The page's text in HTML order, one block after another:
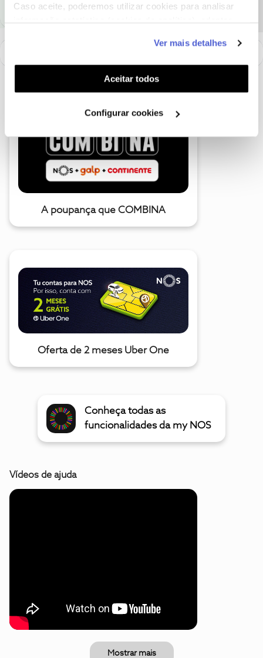
Caso aceite, poderemos utilizar cookies para analisar
funcionalidades (cookies de personalização e
funcionalidade) e adaptar anúncios aos seus interesses
(cookies de publicidade personalizada). Pode gerir a
utilização dos cookies clicando em "Configurar
Ver mais detalhes
Aceitar todos
Configurar cookies
A poupança que COMBINA
Oferta de 2 meses Uber One
Conheça todas as
funcionalidades da my NOS
Vídeos de ajuda
Mostrar mais